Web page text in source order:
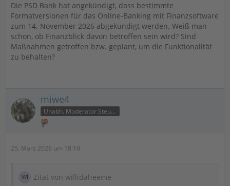
Die PSD Bank hat angekündigt, dass bestimmte
Formatversionen für das Online-Banking mit Finanzsoftware
zum 14. November 2026 abgekündigt werden. Weiß man
schon, ob Finanzblick davon betroffen sein wird? Sind
Maßnahmen getroffen bzw. geplant, um die Funktionalität
zu behalten?
miwe4
Unabh. Moderator Steuer
25. März 2026 um 18:10
Zitat von willidaheeme